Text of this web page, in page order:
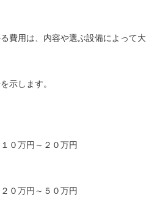
費用は、内容や選ぶ設備によって大
示します。
０万円～２０万円
０万円～５０万円